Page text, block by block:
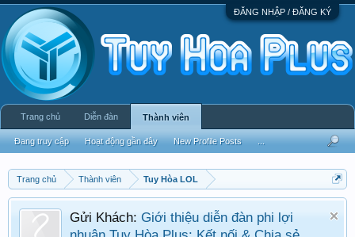
ĐĂNG NHẬP / ĐĂNG KÝ
Trang chủ Thành viên Tuy Hòa LOL
Gửi Khách: Giới thiệu diễn đàn phi lợi
Trang chủ Diễn đàn Thành viên
Đang truy cập Hoạt động gần đây New Profile Posts ...